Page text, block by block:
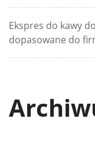
Ekspres do kawy
dopasowane do